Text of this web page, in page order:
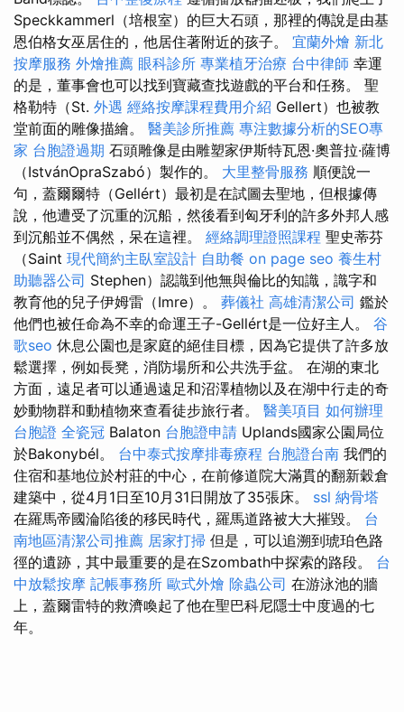
Speckkammerl（培根室）的巨大石頭，那裡的傳說是由基
恩伯格女巫居住的，他居住著附近的孩子。 宜蘭外燴 新北
按摩服務 外燴推薦 眼科診所 專業植牙治療 台中律師 幸運
的是，董事會也可以找到寶藏查找遊戲的平台和任務。 聖
格勒特（St. 外遇 經絡按摩課程費用介紹 Gellert）也被教
堂前面的雕像描繪。 醫美診所推薦 專注數據分析的SEO專
家 台胞證過期 石頭雕像是由雕塑家伊斯特瓦恩·奧普拉·薩博
（IstvánOpraSzabó）製作的。 大里整骨服務 順便說一
句，蓋爾爾特（Gellért）最初是在試圖去聖地，但根據傳
說，他遭受了沉重的沉船，然後看到匈牙利的許多外邦人感
到沉船並不偶然，呆在這裡。 經絡調理證照課程 聖史蒂芬
（Saint 現代簡約主臥室設計 自助餐 on page seo 養生村
助聽器公司 Stephen）認識到他無與倫比的知識，識字和
教育他的兒子伊姆雷（Imre）。 葬儀社 高雄清潔公司 鑑於
他們也被任命為不幸的命運王子-Gellért是一位好主人。 谷
歌seo 休息公園也是家庭的絕佳目標，因為它提供了許多放
鬆選擇，例如長凳，消防場所和公共洗手盆。 在湖的東北
方面，遠足者可以通過遠足和沼澤植物以及在湖中行走的奇
妙動物群和動植物來查看徒步旅行者。 醫美項目 如何辦理
台胞證 全瓷冠 Balaton 台胞證申請 Uplands國家公園局位
於Bakonybél。 台中泰式按摩排毒療程 台胞證台南 我們的
住宿和基地位於村莊的中心，在前修道院大滿貫的翻新穀倉
建築中，從4月1日至10月31日開放了35張床。 ssl 納骨塔
在羅馬帝國淪陷後的移民時代，羅馬道路被大大摧毀。 台
南地區清潔公司推薦 居家打掃 但是，可以追溯到琥珀色路
徑的遺跡，其中最重要的是在Szombath中探索的路段。 台
中放鬆按摩 記帳事務所 歐式外燴 除蟲公司 在游泳池的牆
上，蓋爾雷特的救濟喚起了他在聖巴科尼隱士中度過的七
年。